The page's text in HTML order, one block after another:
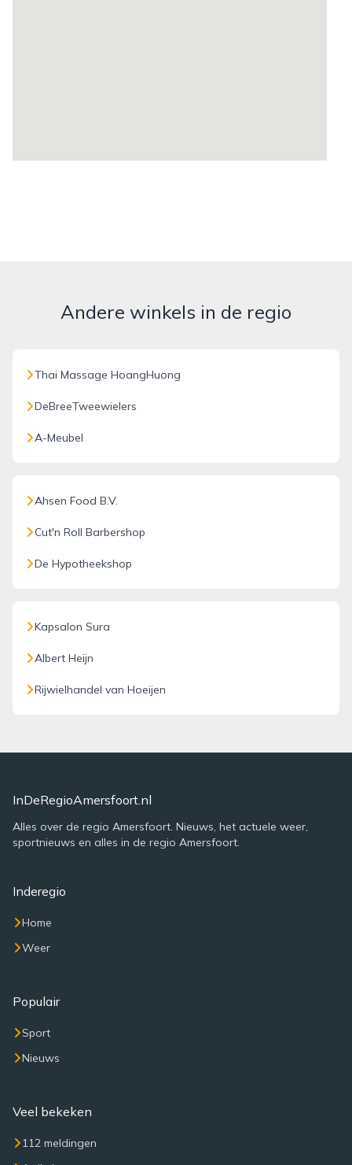
Andere winkels in de regio
Thai Massage HoangHuong
DeBreeTweewielers
A-Meubel
Ahsen Food B.V.
Cut'n Roll Barbershop
De Hypotheekshop
Kapsalon Sura
Albert Heijn
Rijwielhandel van Hoeijen
InDeRegioAmersfoort.nl
Alles over de regio Amersfoort. Nieuws, het actuele weer,
sportnieuws en alles in de regio Amersfoort.
Inderegio
Home
Weer
Populair
Sport
Nieuws
Veel bekeken
112 meldingen